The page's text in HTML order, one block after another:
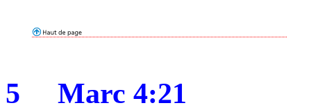
5
Marc 4:21